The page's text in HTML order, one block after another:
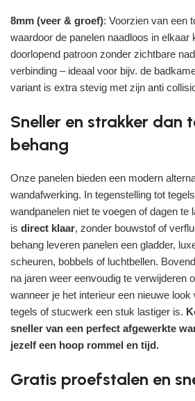
8mm (veer & groef): Voorzien van een
waardoor de panelen naadloos in elkaar
doorlopend patroon zonder zichtbare
verbinding – ideaal voor bijv. de
variant is extra stevig met zijn anti
Sneller en strakker dan
behang
Onze panelen bieden een modern
wandafwerking. In tegenstelling tot
wandpanelen niet te voegen of dagen te
is direct klaar, zonder bouwstof of
behang leveren panelen een gladder,
scheuren, bobbels of luchtbellen.
na jaren weer eenvoudig te verwijderen
wanneer je het interieur een nieuwe
tegels of stucwerk een stuk lastiger is.
sneller van een perfect afgewerkte
jezelf een hoop rommel en tijd.
Gratis proefstalen en